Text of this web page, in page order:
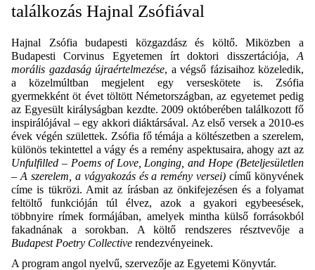
találkozás Hajnal Zsófiával
Hajnal Zsófia budapesti közgazdász és költő. Miközben a
Budapesti Corvinus Egyetemen írt doktori disszertációja, A
morális gazdaság újraértelmezése, a végső fázisaihoz közeledik,
a közelmúltban megjelent egy verseskötete is. Zsófia
gyermekként öt évet töltött Németországban, az egyetemet pedig
az Egyesült királyságban kezdte. 2009 októberében találkozott fő
inspirálójával – egy akkori diáktársával. Az első versek a 2010-es
évek végén születtek. Zsófia fő témája a költészetben a szerelem,
különös tekintettel a vágy és a remény aspektusaira, ahogy azt az
Unfulfilled – Poems of Love, Longing, and Hope (Beteljesületlen
– A szerelem, a vágyakozás és a remény versei) című könyvének
címe is tükrözi. Amit az írásban az önkifejezésen és a folyamat
feltöltő funkcióján túl élvez, azok a gyakori egybeesések,
többnyire rímek formájában, amelyek mintha külső forrásokból
fakadnának a sorokban. A költő rendszeres résztvevője a
Budapest Poetry Collective rendezvényeinek.
A program angol nyelvű, szervezője az Egyetemi Könyvtár.